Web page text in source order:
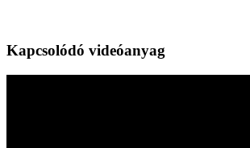
Kapcsolódó videóanyag